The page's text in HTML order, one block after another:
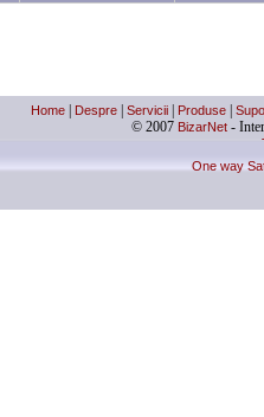
Home| Despre| Servicii| Produse|
© 2007 BizarNet -
One way